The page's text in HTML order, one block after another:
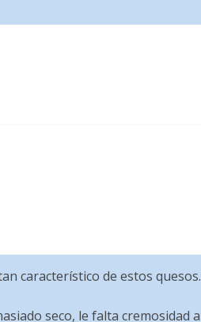
característico de estos quesos.
seco, le falta cremosidad a